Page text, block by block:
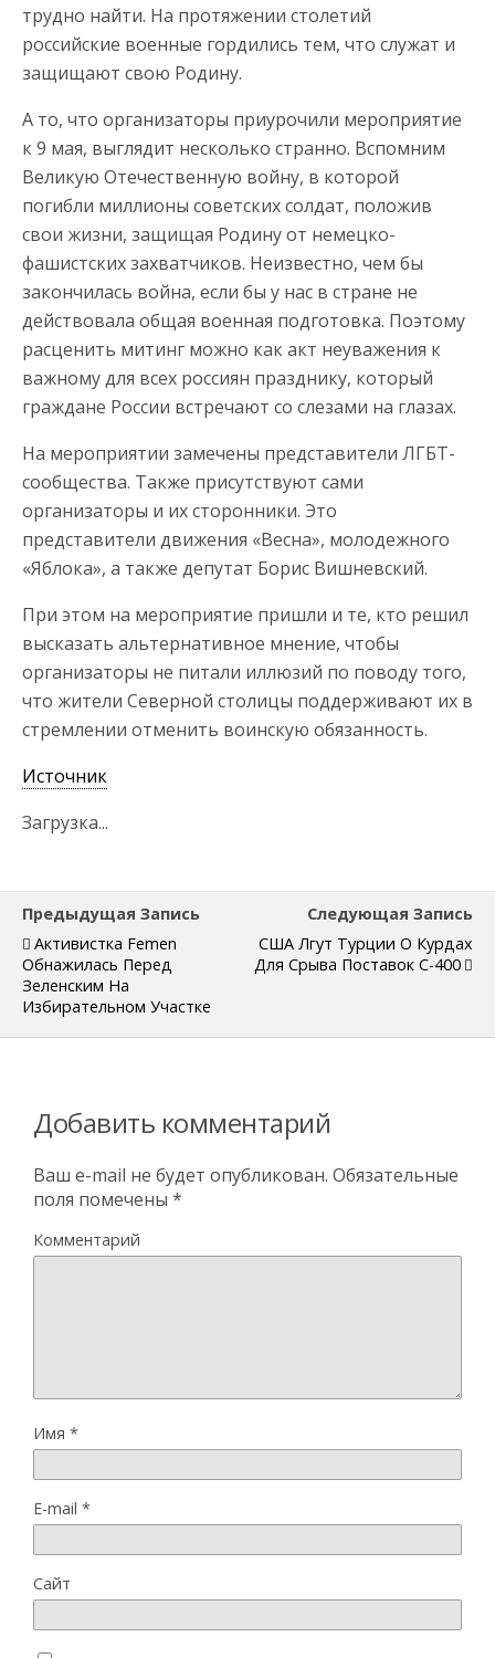
трудно найти. На протяжении столетий
российские военные гордились тем, что служат и
защищают свою Родину.
А то, что организаторы приурочили мероприятие
к 9 мая, выглядит несколько странно. Вспомним
Великую Отечественную войну, в которой
погибли миллионы советских солдат, положив
свои жизни, защищая Родину от немецко-
фашистских захватчиков. Неизвестно, чем бы
закончилась война, если бы у нас в стране не
действовала общая военная подготовка. Поэтому
расценить митинг можно как акт неуважения к
важному для всех россиян празднику, который
граждане России встречают со слезами на глазах.
На мероприятии замечены представители ЛГБТ-
сообщества. Также присутствуют сами
организаторы и их сторонники. Это
представители движения «Весна», молодежного
«Яблока», а также депутат Борис Вишневский.
При этом на мероприятие пришли и те, кто решил
высказать альтернативное мнение, чтобы
организаторы не питали иллюзий по поводу того,
что жители Северной столицы поддерживают их в
стремлении отменить воинскую обязанность.
Источник
Загрузка...
Предыдущая Запись
Активистка Femen
Обнажилась Перед
Зеленским На
Избирательном Участке
Следующая Запись
США Лгут Турции О Курдах
Для Срыва Поставок С-400
Добавить комментарий
Ваш e-mail не будет опубликован. Обязательные
поля помечены *
Комментарий
Имя *
E-mail *
Сайт